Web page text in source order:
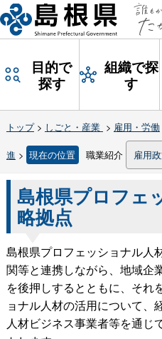
目的で
探す
組織で探
す
トップ> しごと・産業 > 雇用・労働
進 > 現在の位置 職業紹介 雇用
島根県プロフェ
略拠点
島根県プロフェッショナル人
関等と連携しながら、地域企
を後押しするとともに、それ
ョナル人材の活用について、
人材ビジネス事業者等を通じ